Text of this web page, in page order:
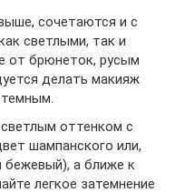
сочетаются и с
светлыми, так и
от брюнеток, русым
делать макияж
оттенком с
шампанского или,
а ближе к
легкое затемнение